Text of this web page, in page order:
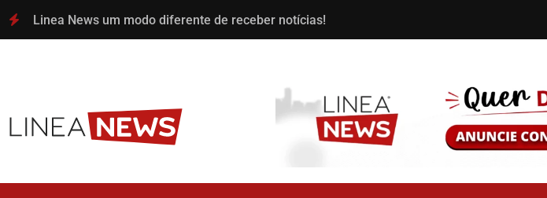
Linea News um modo diferente de receber notícias!